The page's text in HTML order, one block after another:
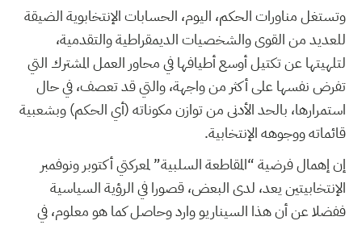
وتستغل مناورات الحكم، اليوم، الحسابات الإنتخابوية الضيقة
للعديد من القوى والشخصيات الديمقراطية والتقدمية،
لتلهيتها عن تكتيل أوسع أطيافها في محاور العمل المشترك التي
تفرض نفسها على أكثر من واجهة، والتي قد تعصف، في حال
استمرارها، بالحد الأدنى من توازن مكوناته (أي الحكم) وبشعبية
قائماته ووجوهه الإنتخابية.
إن إهمال فرضية “المقاطعة السلبية” لمعركتي أكتوبر ونوفمبر
الإنتخابيتين يعد، لدى البعض، قصورا في الرؤية السياسية
ففضلا عن أن هذا السيناريو وارد وحاصل كما هو معلوم، في